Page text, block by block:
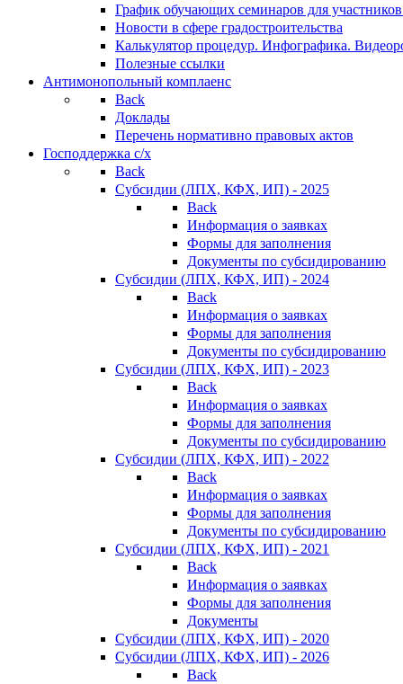
График обучающих семинаров для участников
Новости в сфере градостроительства
Калькулятор процедур. Инфографика.
Полезные ссылки
Антимонопольный комплаенс
Back
Доклады
Перечень нормативно правовых актов
Господдержка с/х
Back
Субсидии (ЛПХ, КФХ, ИП) - 2025
Back
Информация о заявках
Формы для заполнения
Документы по субсидированию
Субсидии (ЛПХ, КФХ, ИП) - 2024
Back
Информация о заявках
Формы для заполнения
Документы по субсидированию
Субсидии (ЛПХ, КФХ, ИП) - 2023
Back
Информация о заявках
Формы для заполнения
Документы по субсидированию
Субсидии (ЛПХ, КФХ, ИП) - 2022
Back
Информация о заявках
Формы для заполнения
Документы по субсидированию
Субсидии (ЛПХ, КФХ, ИП) - 2021
Back
Информация о заявках
Формы для заполнения
Документы
Субсидии (ЛПХ, КФХ, ИП) - 2020
Субсидии (ЛПХ, КФХ, ИП) - 2026
Back